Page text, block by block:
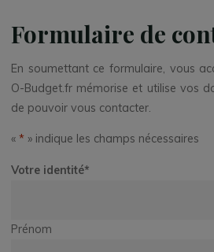
Formulaire de
En soumettant ce formulaire, vous
O-Budget.fr mémorise et utilise vos
de pouvoir vous contacter.
«* » indique les champs nécessaires
Votre identité*
Prénom